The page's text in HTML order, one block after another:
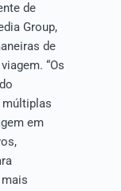
de
Group,
de
“Os
múltiplas
em